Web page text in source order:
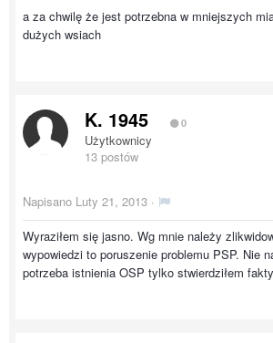
a za chwilę że jest potrzebna w mniejszych
dużych wsiach
K. 1945 0
Użytkownicy
13 postów
Napisano Luty 21, 2013 ·
Wyraziłem się jasno. Wg mnie należy
wypowiedzi to poruszenie problemu PSP. Nie
potrzeba istnienia OSP tylko stwierdziłem